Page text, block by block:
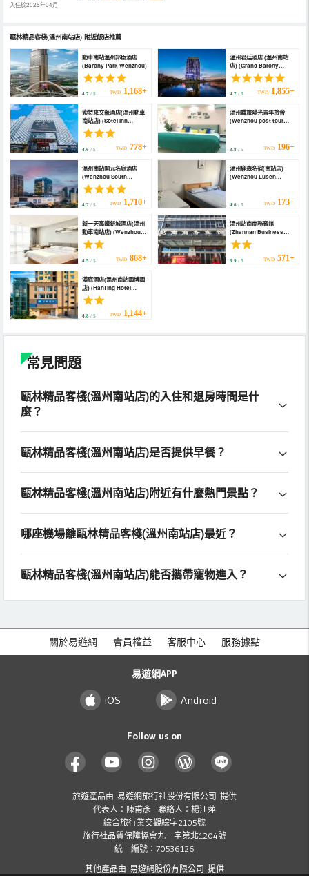
入住於2025年04月
甌林精品客棧(溫州南站店) 附近飯店推薦
動車南站溫州邦臣酒店
(Barony Park Wenzhou)
4.7 / 5 TWD 1,168+
溫州君廷酒店 (溫州南站
店) (Grand Barony
Wenzhou)
4.7/ 5 TWD 1,855+
索特來文藝酒店(溫州動車
南站店) (Sotel Inn
(Wenzhou South
Railway Station))
4.6 / 5 TWD 778+
溫州驛旅陽光青年旅舍
(Wenzhou post tour
3.8/ 5 TWD 196+
溫州南站開元名庭酒店
(Wenzhou South
Station Maison New
Century Hotel)
4.7 / 5 TWD 1,710+
溫州鹿森名宿(南站店)
(Wenzhou Lusen
4.6/ 5 TWD 173+
新一天高鐵新城酒店(溫州
動車南站店) (Wenzhou
New Day High-speed
Railway Business
4.5 / 5 TWD 868+
溫州站南商務賓館
(Zhannan Business
Hotel)
3.9/ 5 TWD 571+
漢庭酒店(溫州南站園博園
店) (HanTing Hotel
(Wenzhou South
Station Garden Expo
Park))
4.8 / 5 TWD 1,144+
常見問題
甌林精品客棧(溫州南站店)的入住和退房時間是什
麼？
甌林精品客棧(溫州南站店)是否提供早餐？
甌林精品客棧(溫州南站店)附近有什麼熱門景點？
哪座機場離甌林精品客棧(溫州南站店)最近？
甌林精品客棧(溫州南站店)能否攜帶寵物進入？
關於易遊網 會員權益 客服中心 服務據點
易遊網APP
iOS Android
Follow us on
旅遊產品由 易遊網旅行社股份有限公司 提供
代表人：陳甫彥 聯絡人：楊江萍
綜合旅行業交觀綜字2105號
旅行社品質保障協會九一字第北1204號
統一編號：70536126
其他產品由 易遊網股份有限公司 提供